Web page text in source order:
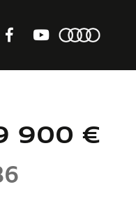
900 €